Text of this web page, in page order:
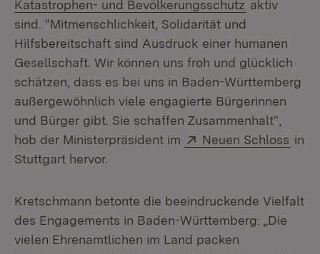
Katastrophen- und Bevölkerungsschutz aktiv
sind. "Mitmenschlichkeit, Solidarität und
Hilfsbereitschaft sind Ausdruck einer humanen
Gesellschaft. Wir können uns froh und glücklich
schätzen, dass es bei uns in Baden-Württemberg
außergewöhnlich viele engagierte Bürgerinnen
und Bürger gibt. Sie schaffen Zusammenhalt“,
hob der Ministerpräsident im
Extern:
Neuen Schloss in
Stuttgart hervor.
Kretschmann betonte die beeindruckende Vielfalt
des Engagements in Baden-Württemberg: „Die
vielen Ehrenamtlichen im Land packen